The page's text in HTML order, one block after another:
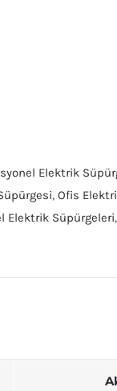
Elektrik
, Ofis
Elektrik Süpürgeleri,